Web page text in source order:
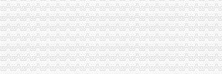
渝中区增高鞋加盟渝中区增高鞋加盟店渝中区加盟增高鞋店-渝中区
重庆蓝鼎影视媒有限公司,主营：影视制作的策划；承办经批准的文
渝中区大坪正街四室两厅豪华大套房_重庆渝中区大坪短租房_游天下
民生国际船务代理有限公司
重庆食品饮料企业黄页
代办进出口公司
德注册进出口贸易公司（外贸公司）代办,德工商注册代办【今日